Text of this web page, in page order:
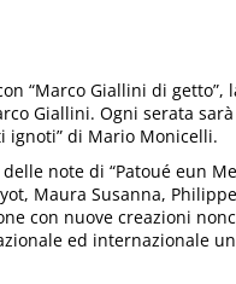
“Marco Giallini di getto”,
Giallini. Ogni serata
ignoti” di Mario Monicelli.
note di “Patoué eun
Maura Susanna,
con nuove creazioni
ed internazionale